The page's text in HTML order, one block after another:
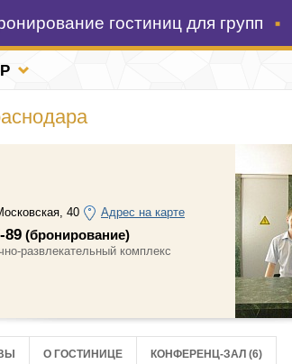
гостиниц для групп
40 Адрес на карте
89 (бронирование)
развлекательный комплекс
О ГОСТИНИЦЕ КОНФЕРЕНЦ-ЗАЛ (6)